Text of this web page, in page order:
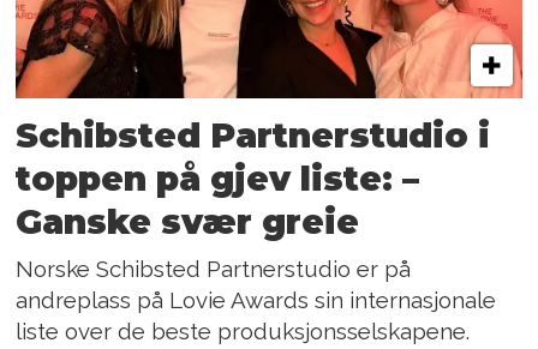
Schibsted Partnerstudio i
toppen på gjev liste: –
Ganske svær greie
Norske Schibsted Partnerstudio er på
andreplass på Lovie Awards sin internasjonale
liste over de beste produksjonsselskapene.